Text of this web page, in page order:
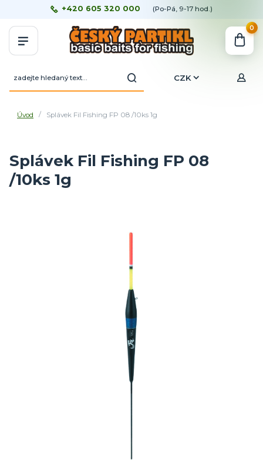
CZK
+420 605 320 000 (Po-Pá, 9-17 hod.)
0
Úvod Splávek Fil Fishing FP 08 /10ks 1g
Splávek Fil Fishing FP 08
/10ks 1g